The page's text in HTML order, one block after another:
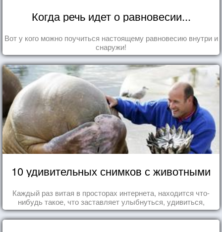
Когда речь идет о равновесии...
Вот у кого можно поучиться настоящему равновесию внутри и
снаружи!
10 удивительных снимков с животными
Каждый раз витая в просторах интернета, находится что-
нибудь такое, что заставляет улыбнуться, удивиться,
восхититься...